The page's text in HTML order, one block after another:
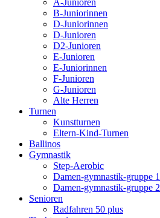
A-Junioren
B-Juniorinnen
D-Juniorinnen
D-Junioren
D2-Junioren
E-Junioren
E-Juniorinnen
F-Junioren
G-Junioren
Alte Herren
Turnen
Kunstturnen
Eltern-Kind-Turnen
Ballinos
Gymnastik
Step-Aerobic
Damen-gymnastik-gruppe 1
Damen-gymnastik-gruppe 2
Senioren
Radfahren 50 plus